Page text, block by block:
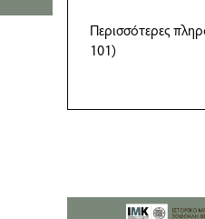
Περισσότερες
101)